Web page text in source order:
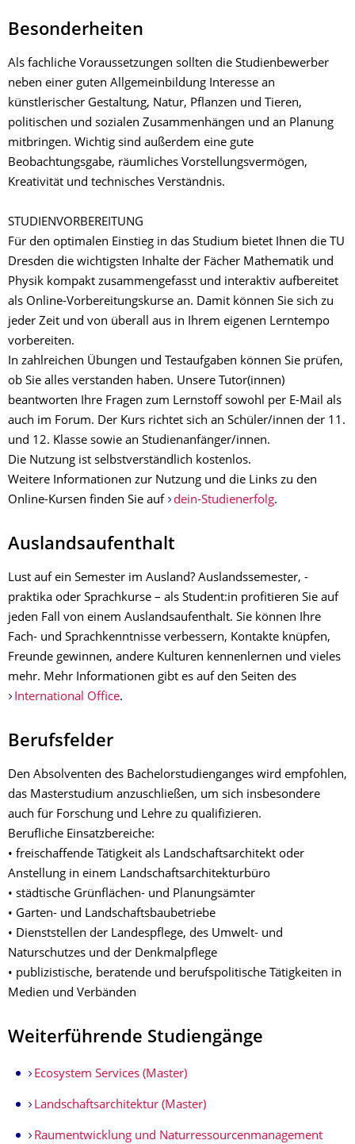
Besonderheiten
Als fachliche Voraussetzungen sollten die Studienbewerber
neben einer guten Allgemeinbildung Interesse an
künstlerischer Gestaltung, Natur, Pflanzen und Tieren,
politischen und sozialen Zusammenhängen und an Planung
mitbringen. Wichtig sind außerdem eine gute
Beobachtungsgabe, räumliches Vorstellungsvermögen,
Kreativität und technisches Verständnis.
STUDIENVORBEREITUNG
Für den optimalen Einstieg in das Studium bietet Ihnen die TU
Dresden die wichtigsten Inhalte der Fächer Mathematik und
Physik kompakt zusammengefasst und interaktiv aufbereitet
als Online-Vorbereitungskurse an. Damit können Sie sich zu
jeder Zeit und von überall aus in Ihrem eigenen Lerntempo
vorbereiten.
In zahlreichen Übungen und Testaufgaben können Sie prüfen,
ob Sie alles verstanden haben. Unsere Tutor(innen)
beantworten Ihre Fragen zum Lernstoff sowohl per E-Mail als
auch im Forum. Der Kurs richtet sich an Schüler/innen der 11.
und 12. Klasse sowie an Studienanfänger/innen.
Die Nutzung ist selbstverständlich kostenlos.
Weitere Informationen zur Nutzung und die Links zu den
Online-Kursen finden Sie auf
dein-Studienerfolg.
Auslandsaufenthalt
Lust auf ein Semester im Ausland? Auslandssemester, -
praktika oder Sprachkurse – als Student:in profitieren Sie auf
jeden Fall von einem Auslandsaufenthalt. Sie können Ihre
Fach- und Sprachkenntnisse verbessern, Kontakte knüpfen,
Freunde gewinnen, andere Kulturen kennenlernen und vieles
mehr. Mehr Informationen gibt es auf den Seiten des
International Office.
Berufsfelder
Den Absolventen des Bachelorstudienganges wird empfohlen,
das Masterstudium anzuschließen, um sich insbesondere
auch für Forschung und Lehre zu qualifizieren.
Berufliche Einsatzbereiche:
• freischaffende Tätigkeit als Landschaftsarchitekt oder
Anstellung in einem Landschaftsarchitekturbüro
• städtische Grünflächen- und Planungsämter
• Garten- und Landschaftsbaubetriebe
• Dienststellen der Landespflege, des Umwelt- und
Naturschutzes und der Denkmalpflege
• publizistische, beratende und berufspolitische Tätigkeiten in
Medien und Verbänden
Weiterführende Studiengänge
Ecosystem Services (Master)
Landschaftsarchitektur (Master)
Raumentwicklung und Naturressourcenmanagement